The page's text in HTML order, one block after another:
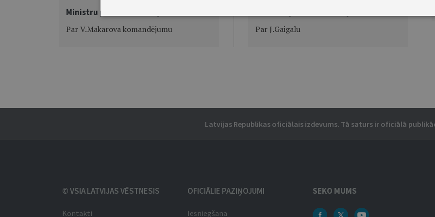
Ministru prezidenta rīkojums Nr.411
Par V.Makarova komandējumu
Par J.Gaigalu
Latvijas Republikas oficiālais izdevums. Tā saturs ir oficiālā
© VSIA LATVIJAS VĒSTNESIS
Kontakti
OFICIĀLIE PAZIŅOJUMI
Iesniegšana
SEKO MUMS